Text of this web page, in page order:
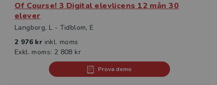
Of Course! 3 Digital elevlicens 12 mån 30
elever
Langborg, L - Tidblom, E
2 976 kr inkl. moms
Exkl. moms: 2 808 kr
Prova demo